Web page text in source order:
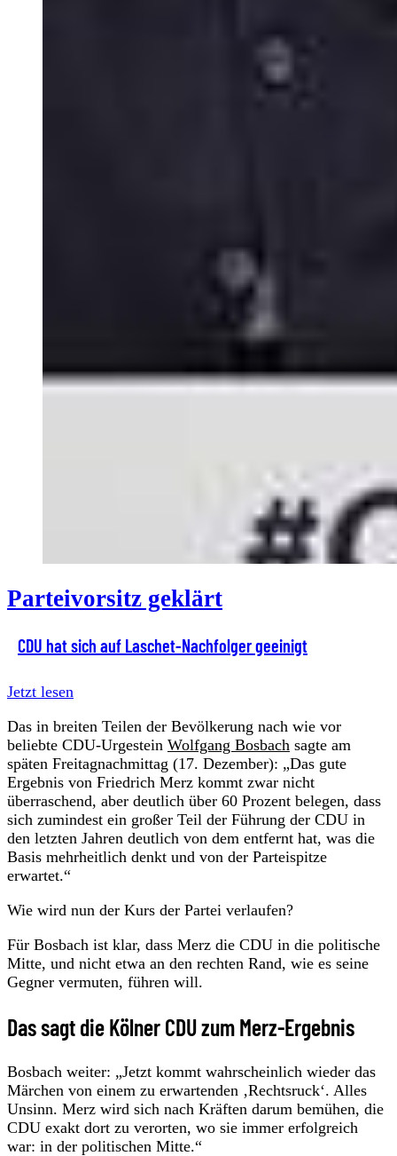
Parteivorsitz geklärt
CDU hat sich auf Laschet-Nachfolger geeinigt
Jetzt lesen
Das in breiten Teilen der Bevölkerung nach wie vor
beliebte CDU-Urgestein Wolfgang Bosbach sagte am
späten Freitagnachmittag (17. Dezember): „Das gute
Ergebnis von Friedrich Merz kommt zwar nicht
überraschend, aber deutlich über 60 Prozent belegen, dass
sich zumindest ein großer Teil der Führung der CDU in
den letzten Jahren deutlich von dem entfernt hat, was die
Basis mehrheitlich denkt und von der Parteispitze
erwartet.“
Wie wird nun der Kurs der Partei verlaufen?
Für Bosbach ist klar, dass Merz die CDU in die politische
Mitte, und nicht etwa an den rechten Rand, wie es seine
Gegner vermuten, führen will.
Das sagt die Kölner CDU zum Merz-Ergebnis
Bosbach weiter: „Jetzt kommt wahrscheinlich wieder das
Märchen von einem zu erwartenden ‚Rechtsruck‘. Alles
Unsinn. Merz wird sich nach Kräften darum bemühen, die
CDU exakt dort zu verorten, wo sie immer erfolgreich
war: in der politischen Mitte.“